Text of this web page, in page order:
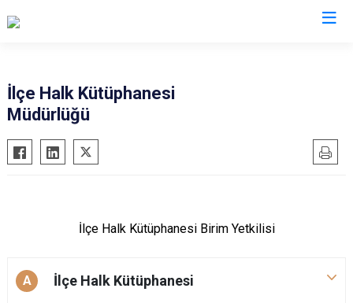
Adilcevaz
Ahlat
İlçe Halk Kütüphanesi
Müdürlüğü
İlçe Halk Kütüphanesi Birim Yetkilisi
A İlçe Halk Kütüphanesi